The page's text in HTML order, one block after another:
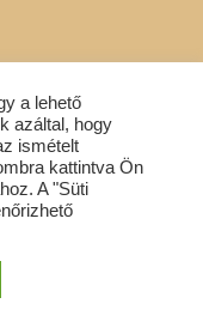
2019
a lehető
azáltal, hogy
ismételt
kattintva Ön
A "Süti